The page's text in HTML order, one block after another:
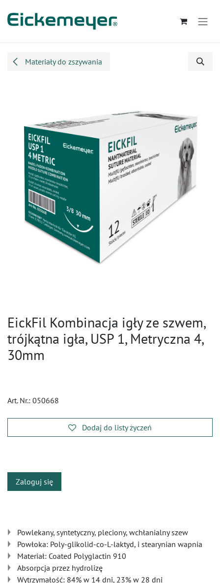
Materiały do zszywania
EickFil Kombinacja igły ze szwem,
trójkątna igła, USP 1, Metryczna 4,
30mm
Art. Nr.: 050668
Dodaj do listy życzeń
Zaloguj się
Powlekany, syntetyczny, pleciony, wchłanialny szew
Powłoka: Poly-glikolid-co-L-laktyd, i stearynian wapnia
Materiał: Coated Polyglactin 910
Absorpcja przez hydrolizę
Wytrzymałość: 84% w 14 dni, 23% w 28 dni